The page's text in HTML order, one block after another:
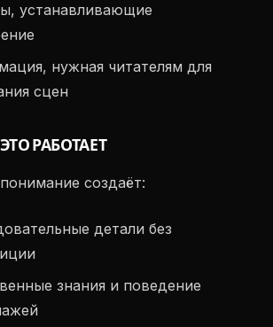
устанавливающие
нужная читателям для
сцен
РАБОТАЕТ
создаёт:
детали без
знания и поведение